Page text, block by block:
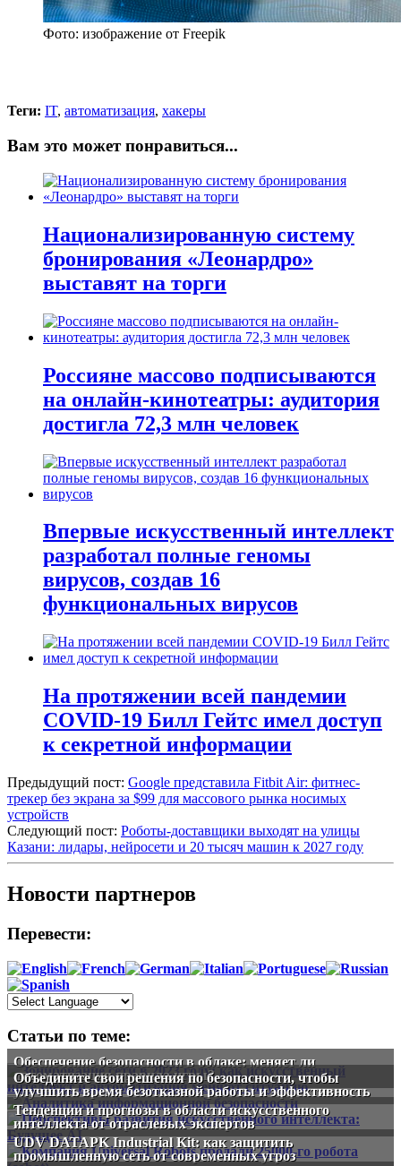
Фото: изображение от Freepik
Теги: IT, автоматизация, хакеры
Вам это может понравиться...
Национализированную систему
бронирования «Леонардро»
выставят на торги
Россияне массово подписываются
на онлайн-кинотеатры: аудитория
достигла 72,3 млн человек
Впервые искусственный интеллект
разработал полные геномы
вирусов, создав 16
функциональных вирусов
На протяжении всей пандемии
COVID-19 Билл Гейтс имел доступ
к секретной информации
Предыдущий пост: Google представила Fitbit Air: фитнес-
трекер без экрана за $99 для массового рынка носимых
устройств
Следующий пост: Роботы-доставщики выходят на улицы
Казани: лидары, нейросети и 20 тысяч машин к 2027 году
Новости партнеров
Перевести:
Статьи по теме:
Обеспечение безопасности в облаке: меняет ли
автоматизация правила игры?
Объедините свои решения по безопасности, чтобы
улучшить время безотказной работы и эффективность
Тенденции и прогнозы в области искусственного
интеллекта от отраслевых экспертов
UDV DATAPK Industrial Kit: как защитить
промышленную сеть от современных угроз